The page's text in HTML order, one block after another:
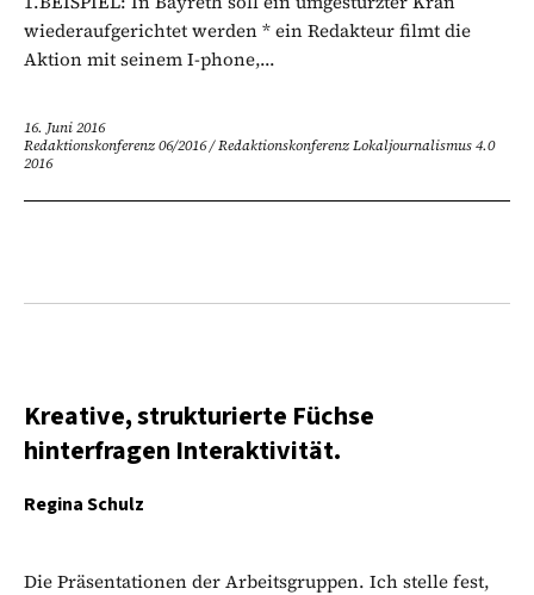
wiederaufgerichtet werden * ein Redakteur filmt die
Aktion mit seinem I-phone,...
16. Juni 2016
Redaktionskonferenz 06/2016/Redaktionskonferenz Lokaljournalismus 4.0
2016
Kreative, strukturierte Füchse
hinterfragen Interaktivität.
Regina Schulz
Die Präsentationen der Arbeitsgruppen. Ich stelle fest,